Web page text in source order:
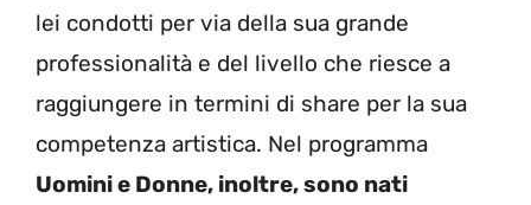
lei condotti per via della sua grande
professionalità e del livello che riesce a
raggiungere in termini di share per la sua
competenza artistica. Nel programma
Uomini e Donne, inoltre, sono nati